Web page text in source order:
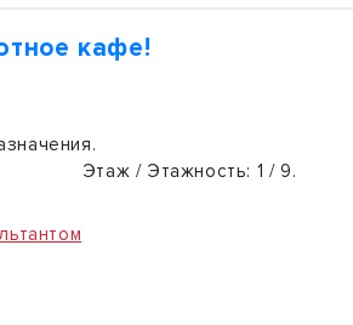
кафе!
Этаж / Этажность: 1 / 9.